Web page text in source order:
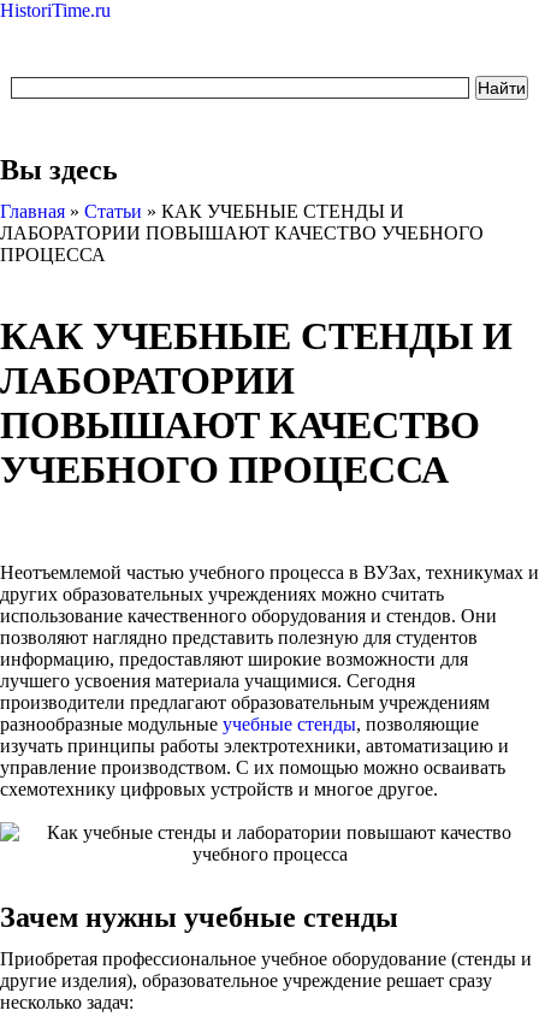
HistoriTime.ru
Вы здесь
Главная » Статьи » КАК УЧЕБНЫЕ СТЕНДЫ И
ЛАБОРАТОРИИ ПОВЫШАЮТ КАЧЕСТВО УЧЕБНОГО
ПРОЦЕССА
КАК УЧЕБНЫЕ СТЕНДЫ И
ЛАБОРАТОРИИ
ПОВЫШАЮТ КАЧЕСТВО
УЧЕБНОГО ПРОЦЕССА
Неотъемлемой частью учебного процесса в ВУЗах, техникумах и
других образовательных учреждениях можно считать
использование качественного оборудования и стендов. Они
позволяют наглядно представить полезную для студентов
информацию, предоставляют широкие возможности для
лучшего усвоения материала учащимися. Сегодня
производители предлагают образовательным учреждениям
разнообразные модульные учебные стенды, позволяющие
изучать принципы работы электротехники, автоматизацию и
управление производством. С их помощью можно осваивать
схемотехнику цифровых устройств и многое другое.
Зачем нужны учебные стенды
Приобретая профессиональное учебное оборудование (стенды и
другие изделия), образовательное учреждение решает сразу
несколько задач: